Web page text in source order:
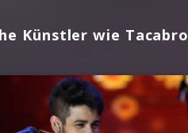
Künstler wie Tacabro